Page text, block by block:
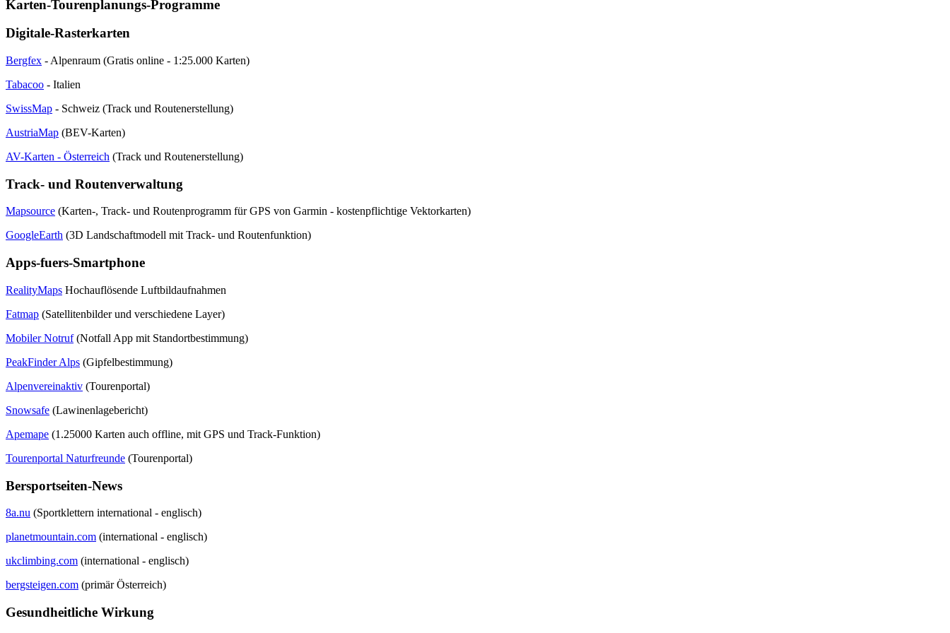
Karten-Tourenplanungs-Programme
Digitale-Rasterkarten
Bergfex - Alpenraum (Gratis online - 1:25.000 Karten)
Tabacoo - Italien
SwissMap - Schweiz (Track und Routenerstellung)
AustriaMap (BEV-Karten)
AV-Karten - Österreich (Track und Routenerstellung)
Track- und Routenverwaltung
Mapsource (Karten-, Track- und Routenprogramm für GPS von Garmin - kostenpflichtige Vektorkarten)
GoogleEarth (3D Landschaftmodell mit Track- und Routenfunktion)
Apps-fuers-Smartphone
RealityMaps Hochauflösende Luftbildaufnahmen
Fatmap (Satellitenbilder und verschiedene Layer)
Mobiler Notruf(Notfall App mit Standortbestimmung)
PeakFinder Alps (Gipfelbestimmung)
Alpenvereinaktiv (Tourenportal)
Snowsafe (Lawinenlagebericht)
Apemape (1.25000 Karten auch offline, mit GPS und Track-Funktion)
Tourenportal Naturfreunde (Tourenportal)
Bersportseiten-News
8a.nu (Sportklettern international - englisch)
planetmountain.com (international - englisch)
ukclimbing.com (international - englisch)
bergsteigen.com (primär Österreich)
Gesundheitliche Wirkung